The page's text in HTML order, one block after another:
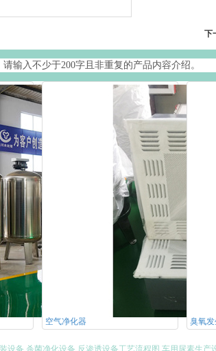
下
输入不少于200字且非重复的产品内容介绍。
空气净化器 臭氧
设备 杀菌净化设备 反渗透设备工艺流程图 车用尿素生产